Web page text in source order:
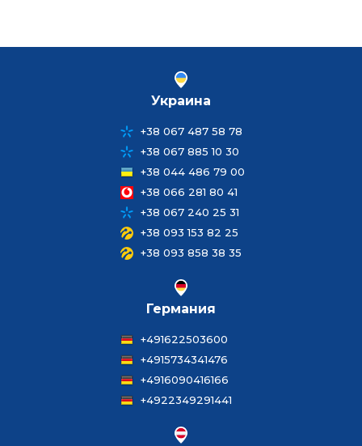
Украина
+38 067 487 58 78
+38 067 885 10 30
+38 044 486 79 00
+38 066 281 80 41
+38 067 240 25 31
+38 093 153 82 25
+38 093 858 38 35
Германия
+491622503600
+4915734341476
+4916090416166
+4922349291441